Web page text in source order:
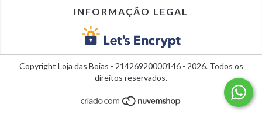
INFORMAÇÃO LEGAL
Copyright Loja das Boias - 21426920000146 - 2026. Todos os
direitos reservados.